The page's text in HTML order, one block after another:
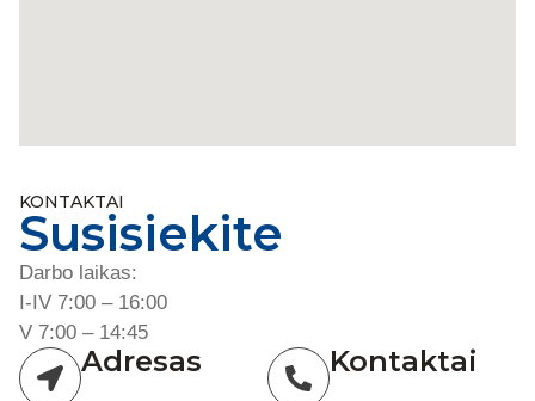
KONTAKTAI
Susisiekite
Darbo laikas:
I-IV 7:00 – 16:00
V 7:00 – 14:45
Adresas Kontaktai